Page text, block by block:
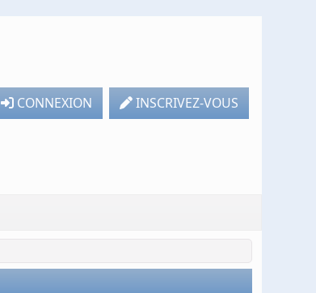
CONNEXION INSCRIVEZ-VOUS